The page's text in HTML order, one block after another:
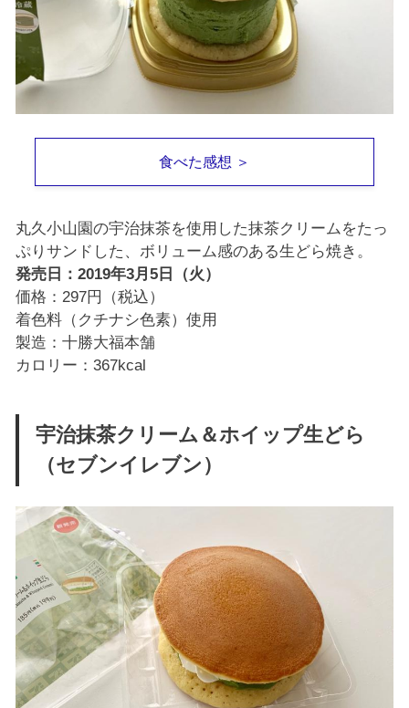
食べた感想 ＞
丸久小山園の宇治抹茶を使用した抹茶クリームをたっ
ぷりサンドした、ボリューム感のある生どら焼き。
発売日：2019年3月5日（火）
価格：297円（税込）
着色料（クチナシ色素）使用
製造：十勝大福本舗
カロリー：367kcal
宇治抹茶クリーム＆ホイップ生どら
（セブンイレブン）